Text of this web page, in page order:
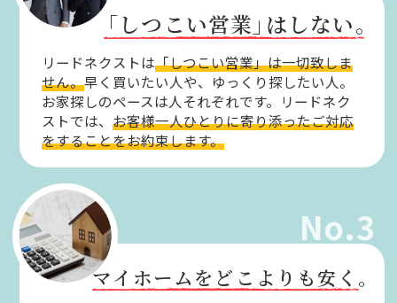
「しつこい営業」はしない。
リードネクストは「しつこい営業」は一切致しま
せん。早く買いたい人や、ゆっくり探したい人。
お家探しのペースは人それぞれです。リードネク
ストでは、お客様一人ひとりに寄り添ったご対応
をすることをお約束します。
No.3
マイホームをどこよりも安く。